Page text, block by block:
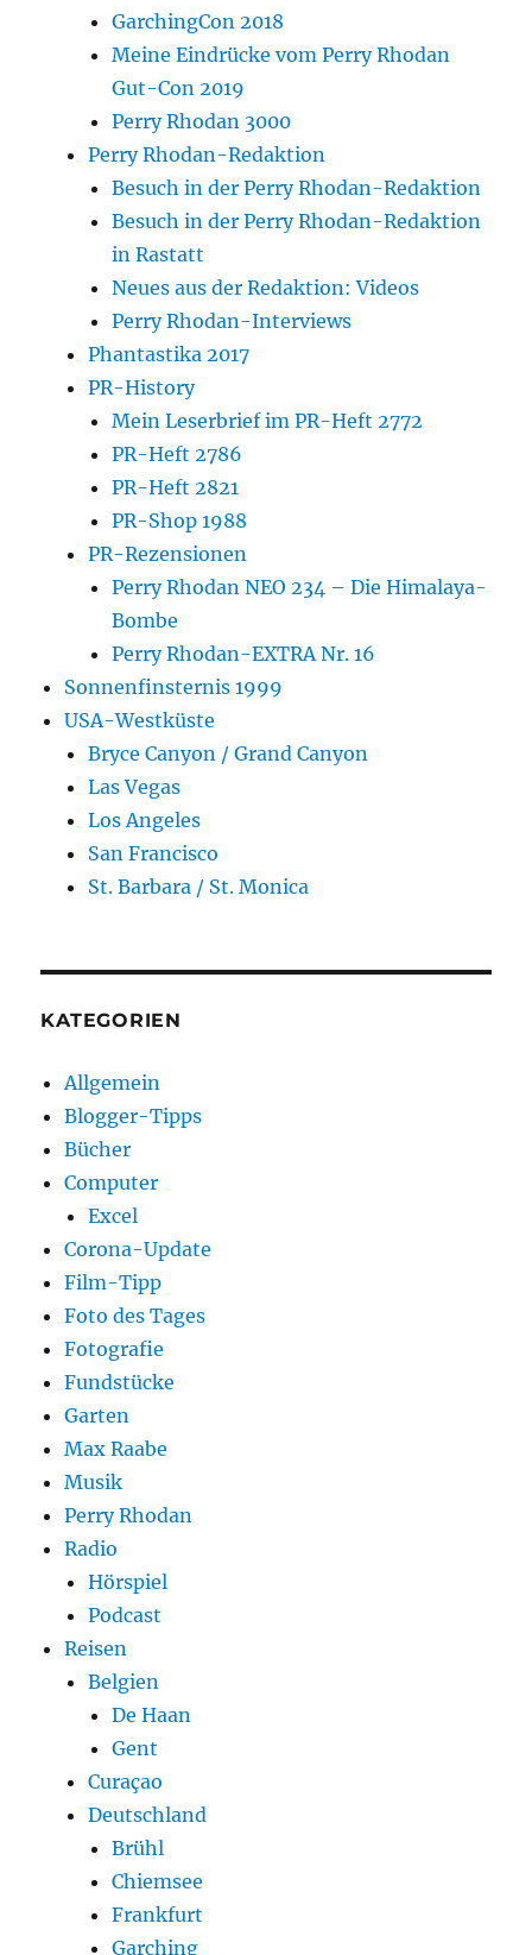
GarchingCon 2018
Meine Eindrücke vom Perry Rhodan
Gut-Con 2019
Perry Rhodan 3000
Perry Rhodan-Redaktion
Besuch in der Perry Rhodan-Redaktion
Besuch in der Perry Rhodan-Redaktion
in Rastatt
Neues aus der Redaktion: Videos
Perry Rhodan-Interviews
Phantastika 2017
PR-History
Mein Leserbrief im PR-Heft 2772
PR-Heft 2786
PR-Heft 2821
PR-Shop 1988
PR-Rezensionen
Perry Rhodan NEO 234 – Die Himalaya-
Bombe
Perry Rhodan-EXTRA Nr. 16
Sonnenfinsternis 1999
USA-Westküste
Bryce Canyon / Grand Canyon
Las Vegas
Los Angeles
San Francisco
St. Barbara / St. Monica
KATEGORIEN
Allgemein
Blogger-Tipps
Bücher
Computer
Excel
Corona-Update
Film-Tipp
Foto des Tages
Fotografie
Fundstücke
Garten
Max Raabe
Musik
Perry Rhodan
Radio
Hörspiel
Podcast
Reisen
Belgien
De Haan
Gent
Curaçao
Deutschland
Brühl
Chiemsee
Frankfurt
Garching